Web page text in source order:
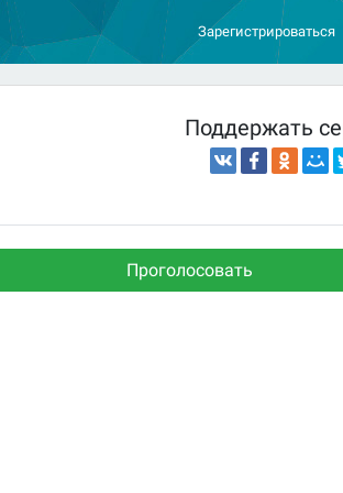
Зарегистрироваться
Поддержать
Проголосовать